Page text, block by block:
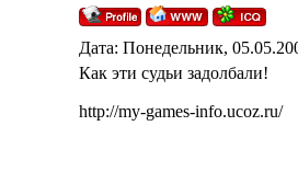
Дата: Понедельник,
Как эти судьи задолбали!
http://my-games-info.ucoz.ru/